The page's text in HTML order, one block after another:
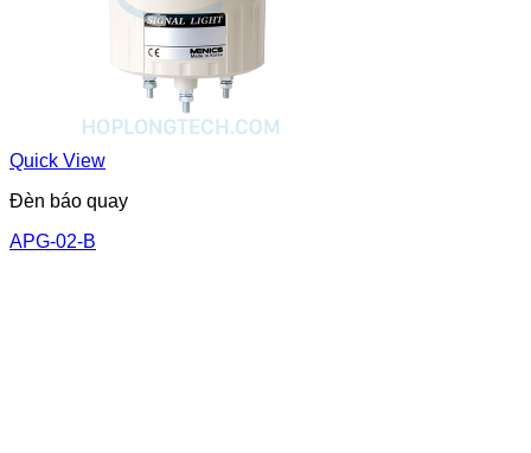
Quick View
Đèn báo quay
APG-02-B